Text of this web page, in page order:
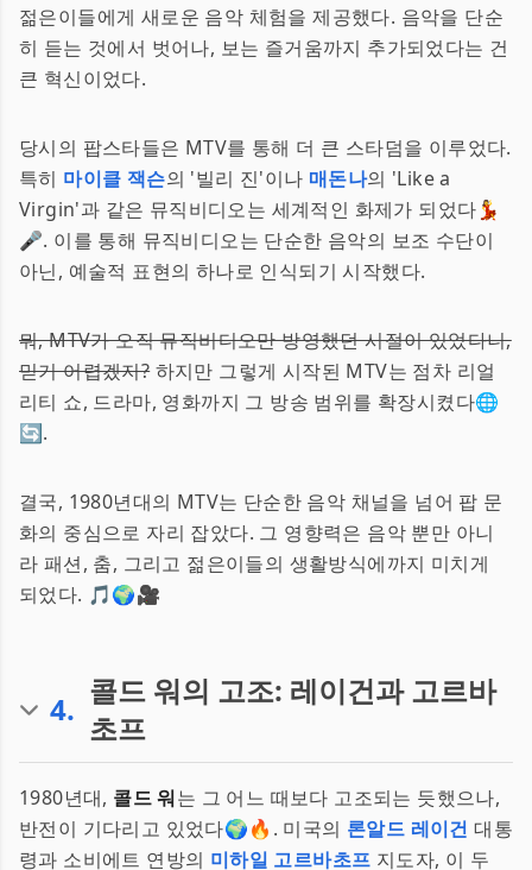
젊은이들에게 새로운 음악 체험을 제공했다. 음악을 단순
히 듣는 것에서 벗어나, 보는 즐거움까지 추가되었다는 건
큰 혁신이었다.
당시의 팝스타들은 MTV를 통해 더 큰 스타덤을 이루었다.
특히 마이클 잭슨의 '빌리 진'이나 매돈나의 'Like a
Virgin'과 같은 뮤직비디오는 세계적인 화제가 되었다💃
🎤. 이를 통해 뮤직비디오는 단순한 음악의 보조 수단이
아닌, 예술적 표현의 하나로 인식되기 시작했다.
뭐, MTV가 오직 뮤직비디오만 방영했던 시절이 있었다니,
믿기 어렵겠지?하지만 그렇게 시작된 MTV는 점차 리얼
리티 쇼, 드라마, 영화까지 그 방송 범위를 확장시켰다🌐
🔄.
결국, 1980년대의 MTV는 단순한 음악 채널을 넘어 팝 문
화의 중심으로 자리 잡았다. 그 영향력은 음악 뿐만 아니
라 패션, 춤, 그리고 젊은이들의 생활방식에까지 미치게
되었다. 🎵🌍🎥
4. 콜드 워의 고조: 레이건과 고르바
초프
1980년대, 콜드 워는 그 어느 때보다 고조되는 듯했으나,
반전이 기다리고 있었다🌍🔥. 미국의 론알드 레이건 대통
령과 소비에트 연방의 미하일 고르바초프 지도자, 이 두